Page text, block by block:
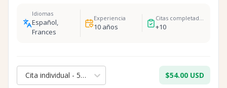
Idiomas
Español,
Frances
Experiencia
10 años
Citas completadas
+10
Cita individual - 50 min. $54.00 USD